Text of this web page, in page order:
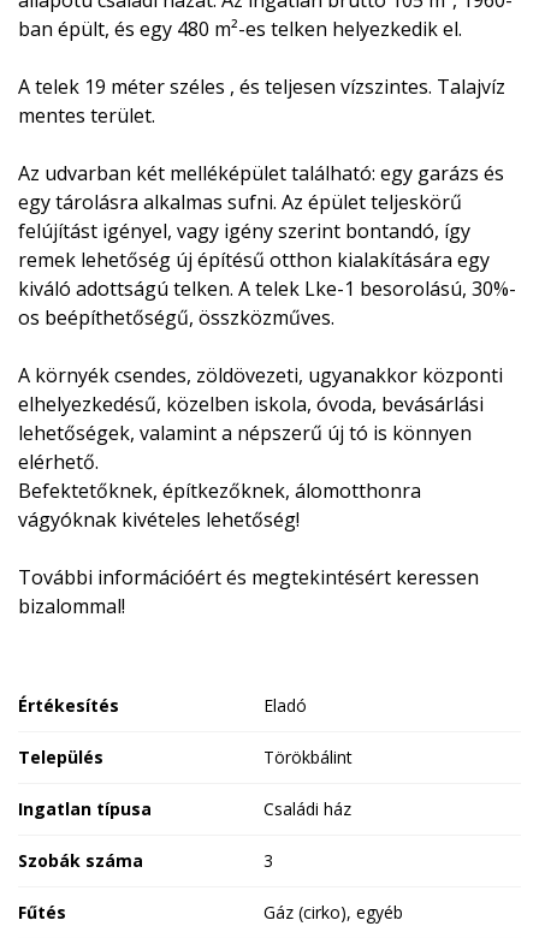
ban épült, és egy 480 m²-es telken helyezkedik el.
A telek 19 méter széles , és teljesen vízszintes. Talajvíz
mentes terület.
Az udvarban két melléképület található: egy garázs és
egy tárolásra alkalmas sufni. Az épület teljeskörű
felújítást igényel, vagy igény szerint bontandó, így
remek lehetőség új építésű otthon kialakítására egy
kiváló adottságú telken. A telek Lke-1 besorolású, 30%-
os beépíthetőségű, összközműves.
A környék csendes, zöldövezeti, ugyanakkor központi
elhelyezkedésű, közelben iskola, óvoda, bevásárlási
lehetőségek, valamint a népszerű új tó is könnyen
elérhető.
Befektetőknek, építkezőknek, álomotthonra
vágyóknak kivételes lehetőség!
További információért és megtekintésért keressen
bizalommal!
Értékesítés Eladó
Település Törökbálint
Ingatlan típusa Családi ház
Szobák száma 3
Fűtés Gáz (cirko), egyéb